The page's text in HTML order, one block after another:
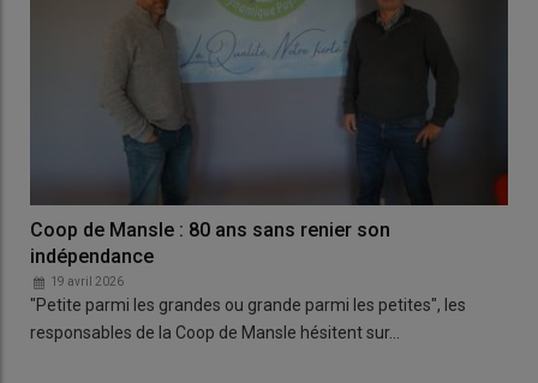
Coop de Mansle : 80 ans sans renier son
indépendance
19 avril 2026
"Petite parmi les grandes ou grande parmi les petites", les
responsables de la Coop de Mansle hésitent sur…